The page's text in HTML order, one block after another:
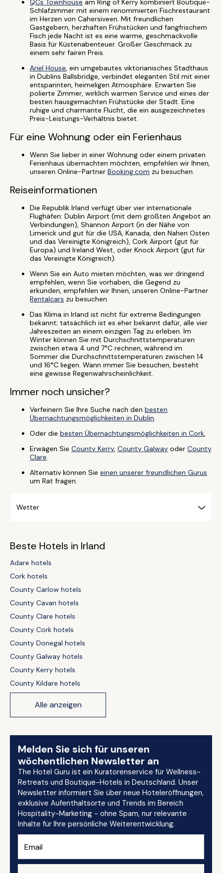
QCs Townhouse am Ring of Kerry kombiniert Boutique-
Schlafzimmer mit einem renommierten Fischrestaurant
im Herzen von Cahersiveen. Mit freundlichen
Gastgebern, herzhaften Frühstücken und fangfrischem
Fisch jede Nacht ist es eine warme, geschmackvolle
Basis für Küstenabenteuer. Großer Geschmack zu
einem sehr fairen Preis.
Ariel House, ein umgebautes viktorianisches Stadthaus
in Dublins Ballsbridge, verbindet eleganten Stil mit einer
entspannten, heimeligen Atmosphäre. Erwarten Sie
polierte Zimmer, wirklich warmen Service und eines der
besten hausgemachten Frühstücke der Stadt. Eine
ruhige und charmante Flucht, die ein ausgezeichnetes
Preis-Leistungs-Verhältnis bietet.
Für eine Wohnung oder ein Ferienhaus
Wenn Sie lieber in einer Wohnung oder einem privaten
Ferienhaus übernachten möchten, empfehlen wir Ihnen,
unseren Online-Partner Booking.com zu besuchen.
Reiseinformationen
Die Republik Irland verfügt über vier internationale
Flughäfen: Dublin Airport (mit dem größten Angebot an
Verbindungen), Shannon Airport (in der Nähe von
Limerick und gut für die USA, Kanada, den Nahen Osten
und das Vereinigte Königreich), Cork Airport (gut für
Europa) und Ireland West, oder Knock Airport (gut für
das Vereinigte Königreich).
Wenn Sie ein Auto mieten möchten, was wir dringend
empfehlen, wenn Sie vorhaben, die Gegend zu
erkunden, empfehlen wir Ihnen, unseren Online-Partner
Rentalcars zu besuchen.
Das Klima in Irland ist nicht für extreme Bedingungen
bekannt; tatsächlich ist es eher bekannt dafür, alle vier
Jahreszeiten an einem einzigen Tag zu erleben. Im
Winter können Sie mit Durchschnittstemperaturen
zwischen etwa 4 und 7°C rechnen, während im
Sommer die Durchschnittstemperaturen zwischen 14
und 16°C liegen. Wann immer Sie besuchen, besteht
eine gewisse Regenwahrscheinlichkeit.
Immer noch unsicher?
Verfeinern Sie Ihre Suche nach den besten
Übernachtungsmöglichkeiten in Dublin.
Oder die besten Übernachtungsmöglichkeiten in Cork,
Erwägen Sie County Kerry, County Galway oder County
Clare.
Alternativ können Sie einen unserer freundlichen Gurus
um Rat fragen.
Wetter
Beste Hotels in Irland
Adare hotels
Cork hotels
County Carlow hotels
County Cavan hotels
County Clare hotels
County Cork hotels
County Donegal hotels
County Galway hotels
County Kerry hotels
County Kildare hotels
Alle anzeigen
Melden Sie sich für unseren
wöchentlichen Newsletter an
The Hotel Guru ist ein Kuratorenservice für Wellness-
Retreats und Boutique-Hotels in Deutschland. Unser
Newsletter informiert Sie über neue Hoteleröffnungen,
exklusive Aufenthaltsorte und Trends im Bereich
Hospitality-Marketing - ohne Spam, nur relevante
Inhalte für Ihre persönliche Weiterentwicklung.